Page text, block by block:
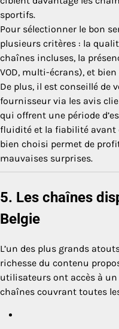
sportifs.
Pour sélectionner le bon
plusieurs critères : la
chaînes incluses, la
VOD, multi-écrans), et
De plus, il est conseillé de
fournisseur via les avis
qui offrent une période
fluidité et la fiabilité avant
bien choisi permet de
mauvaises surprises.
5. Les chaînes
Belgie
L’un des plus grands
richesse du contenu
utilisateurs ont accès à
chaînes couvrant toutes